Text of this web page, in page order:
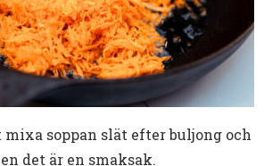
soppan slät efter buljong och
det är en smaksak.